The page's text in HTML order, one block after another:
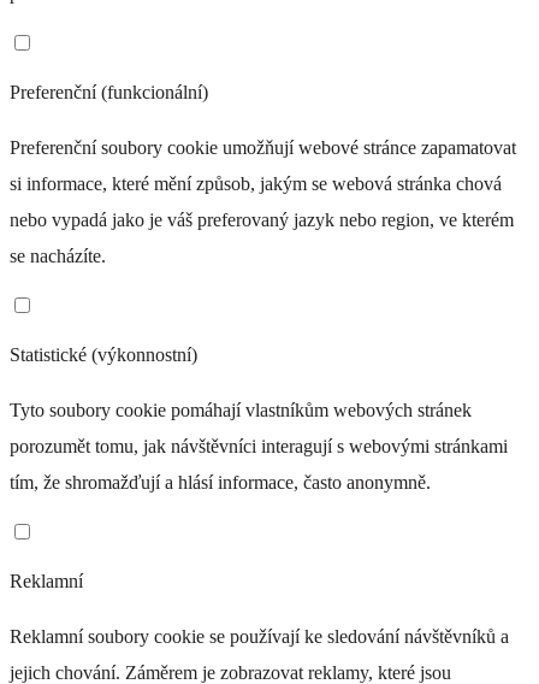
AST 586
+ 0 Kč
Preferenční (funkcionální)
Preferenční soubory cookie umožňují webové stránce zapamatovat
si informace, které mění způsob, jakým se webová stránka chová
nebo vypadá jako je váš preferovaný jazyk nebo region, ve kterém
se nacházíte.
Statistické (výkonnostní)
Tyto soubory cookie pomáhají vlastníkům webových stránek
porozumět tomu, jak návštěvníci interagují s webovými stránkami
tím, že shromažďují a hlásí informace, často anonymně.
Reklamní
Reklamní soubory cookie se používají ke sledování návštěvníků a
jejich chování. Záměrem je zobrazovat reklamy, které jsou